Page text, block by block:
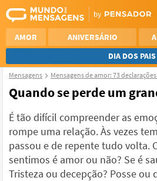
AMOR ANIVERSÁRIO
DIA DOS PAIS
REFLEXÃO
NAMORO
Mensagens Mensagens de amor: 73
Quando se perde um
É tão difícil compreender as
rompe uma relação. Às vezes
passou e de repente tudo volta.
sentimos é amor ou não? Se é
Tristeza ou decepção? Posse ou